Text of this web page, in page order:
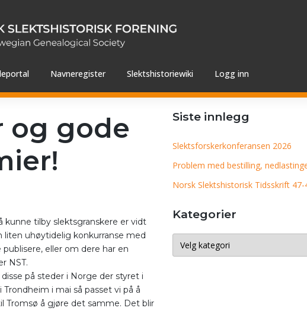
Navneregister Slektshistoriewiki Logg inn
og gode
kunne tilby slektsgranskere er vidt
liten uhøytidelig konkurranse med
eller om dere har en
NST.
på steder i Norge der styret i
i mai så passet vi på å
Tromsø å gjøre det samme. Det blir
Siste innlegg
Slektsforskerkonferansen 2026
Problem med bestilling,
Norsk Slektshistorisk Tidsskrift 47-
Kategorier